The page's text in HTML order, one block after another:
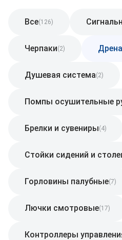
Все(126)
Черпаки(2)
Душевая система(2)
Помпы осушительные
Брелки и сувениры(4)
Стойки сидений и
Горловины палубные(7)
Лючки смотровые(17)
Контроллеры